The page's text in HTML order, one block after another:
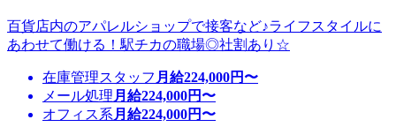
百貨店内のアパレルショップで接客など♪ライフスタイルに
あわせて働ける！駅チカの職場◎社割あり☆
在庫管理スタッフ 月給224,000円〜
メール処理 月給224,000円〜
オフィス系 月給224,000円〜